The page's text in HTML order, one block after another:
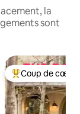
la
sont
Coup de cœur
Coup de cœur